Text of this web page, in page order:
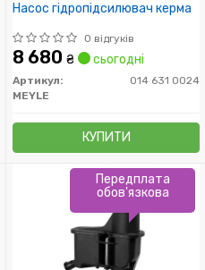
Насос гідропідсилювач керма
0 відгуків
8 680 ₴ сьогодні
Артикул:
014 631 0024
MEYLE
КУПИТИ
Передплата
обов'язкова